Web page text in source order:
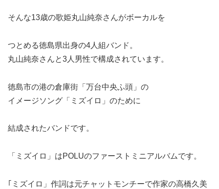
そんな13歳の歌姫丸山純奈さんがボーカルを
つとめる徳島県出身の4人組バンド。
丸山純奈さんと3人男性で構成されています。
徳島市の港の倉庫街「万台中央ふ頭」の
イメージソング「ミズイロ」のために
結成されたバンドです。
「ミズイロ」はPOLUのファーストミニアルバムです。
｢ミズイロ」作詞は元チャットモンチーで作家の高橋久美